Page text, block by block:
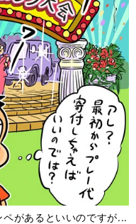
があるといいのですが...